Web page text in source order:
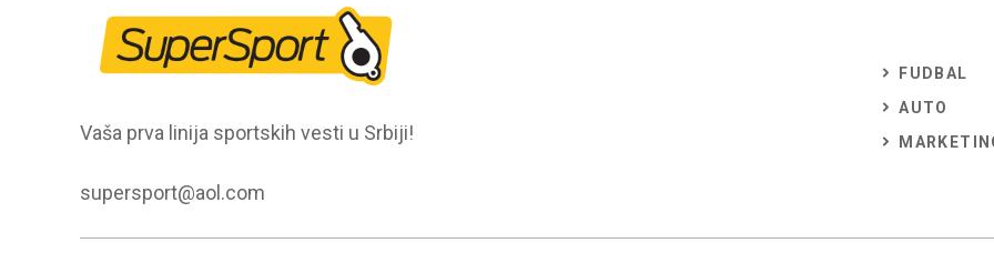
Vaša prva linija sportskih vesti u Srbiji!
supersport@aol.com
FUDBAL
AUTO